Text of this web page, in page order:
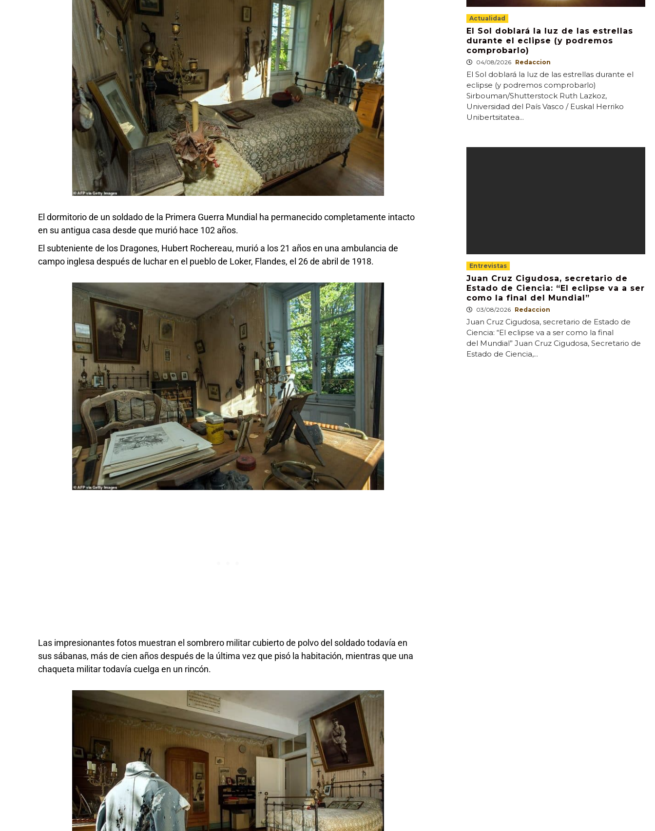
El dormitorio de un soldado de la Primera Guerra Mundial ha permanecido completamente intacto
en su antigua casa desde que murió hace 102 años.
El subteniente de los Dragones, Hubert Rochereau, murió a los 21 años en una ambulancia de
campo inglesa después de luchar en el pueblo de Loker, Flandes, el 26 de abril de 1918.
Las impresionantes fotos muestran el sombrero militar cubierto de polvo del soldado todavía en
sus sábanas, más de cien años después de la última vez que pisó la habitación, mientras que una
chaqueta militar todavía cuelga en un rincón.
Actualidad
El Sol doblará la luz de las estrellas
durante el eclipse (y podremos
comprobarlo)
04/08/2026 Redaccion
El Sol doblará la luz de las estrellas durante el
eclipse (y podremos comprobarlo)
Sirbouman/Shutterstock Ruth Lazkoz,
Universidad del País Vasco / Euskal Herriko
Unibertsitatea...
Entrevistas
Juan Cruz Cigudosa, secretario de
Estado de Ciencia: “El eclipse va a ser
como la final del Mundial”
03/08/2026 Redaccion
Juan Cruz Cigudosa, secretario de Estado de
Ciencia: “El eclipse va a ser como la final
del Mundial” Juan Cruz Cigudosa, Secretario de
Estado de Ciencia,...